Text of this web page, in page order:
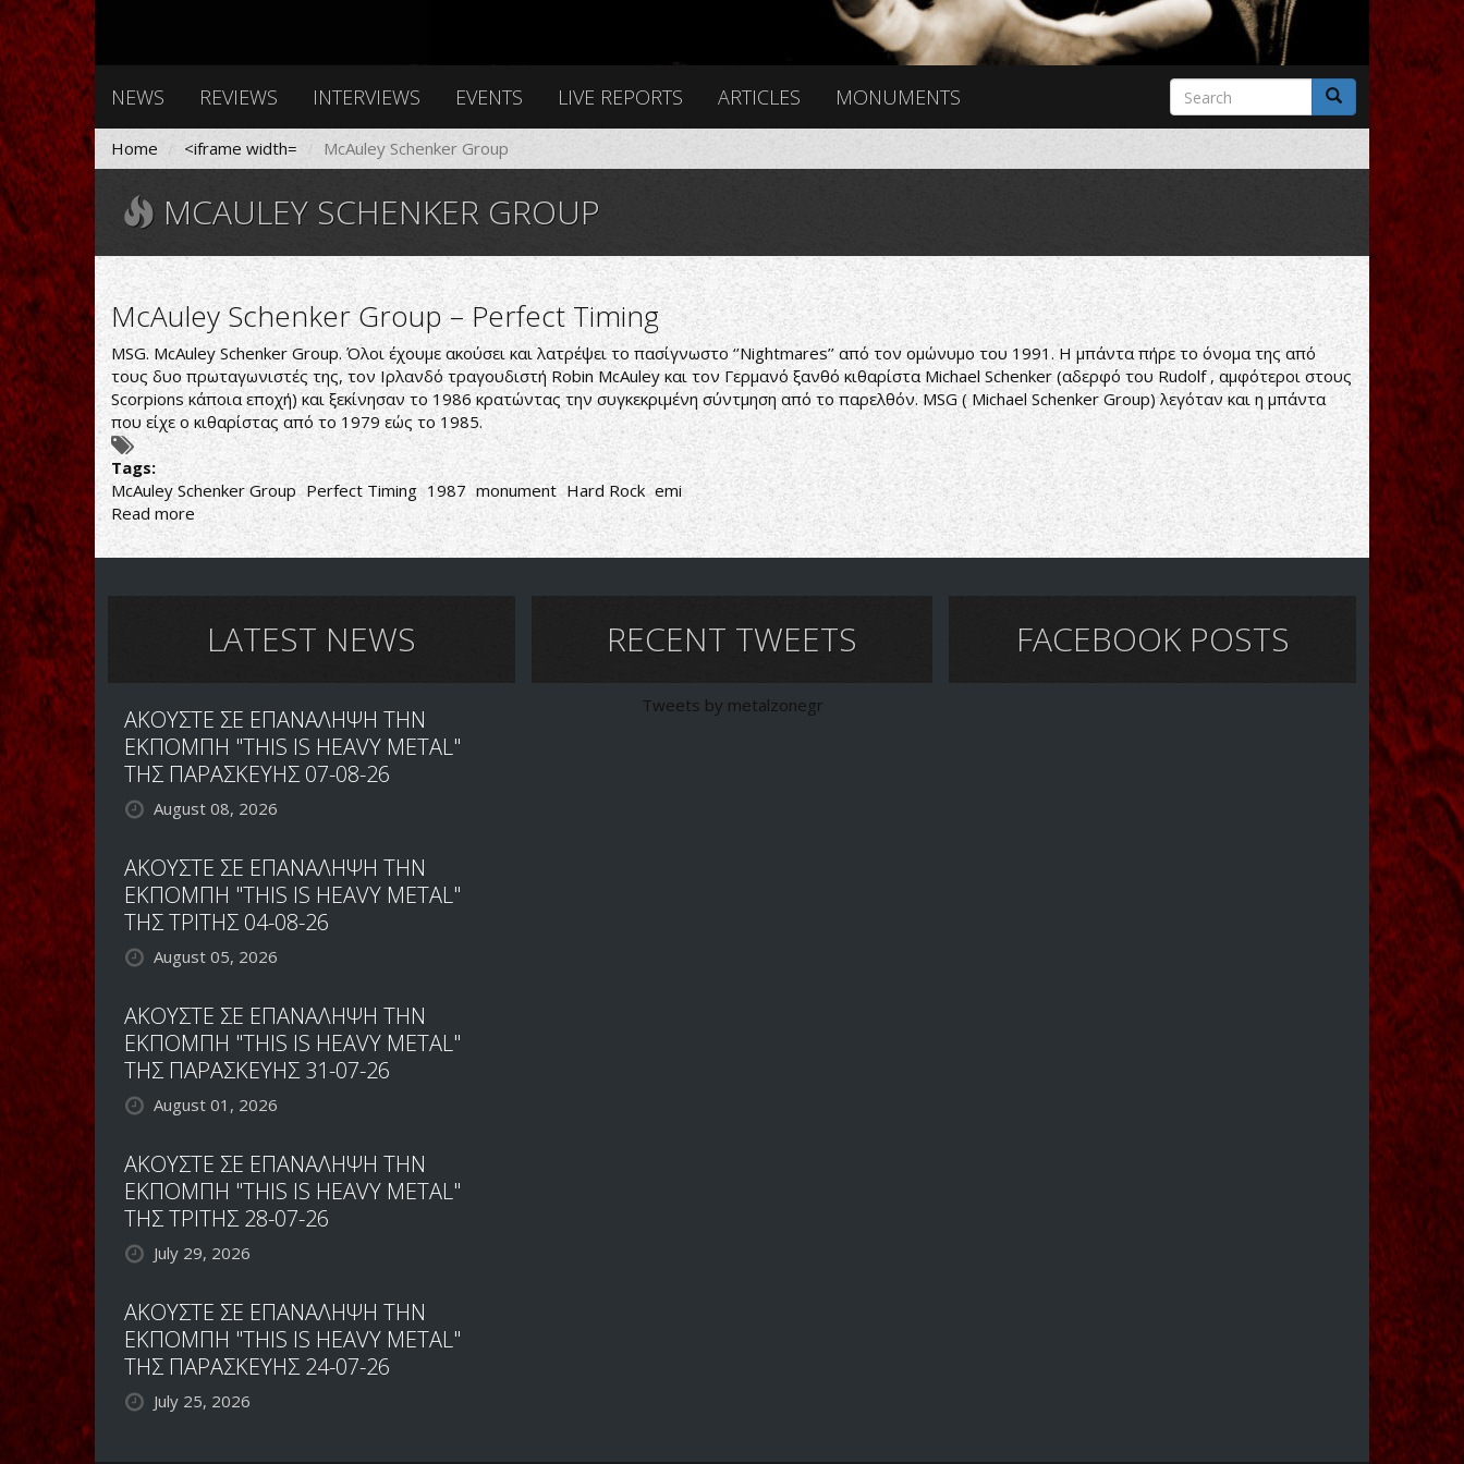
NEWS REVIEWS INTERVIEWS EVENTS LIVE REPORTS ARTICLES MONUMENTS
Search
form
Search
Home <iframe width= McAuley Schenker Group
MCAULEY SCHENKER GROUP
McAuley Schenker Group ‎– Perfect Timing
MSG. McAuley Schenker Group. Όλοι έχουμε ακούσει και λατρέψει το πασίγνωστο ‘’Nightmares’’ από τον ομώνυμο του 1991. Η μπάντα πήρε το όνομα της από
τους δυο πρωταγωνιστές της, τον Ιρλανδό τραγουδιστή Robin McAuley και τον Γερμανό ξανθό κιθαρίστα Michael Schenker (αδερφό του Rudolf , αμφότεροι στους
Scorpions κάποια εποχή) και ξεκίνησαν το 1986 κρατώντας την συγκεκριμένη σύντμηση από το παρελθόν. MSG ( Michael Schenker Group) λεγόταν και η μπάντα
που είχε ο κιθαρίστας από το 1979 εώς το 1985.
Tags:
McAuley Schenker Group Perfect Timing 1987 monument Hard Rock emi
Read more about
McAuley
Schenker
Perfect
Timing
LATEST NEWS
ΑΚΟΥΣΤΕ ΣΕ ΕΠΑΝΑΛΗΨΗ ΤΗΝ
ΕΚΠΟΜΠΗ "THIS IS HEAVY METAL"
ΤΗΣ ΠΑΡΑΣΚΕΥΗΣ 07-08-26
August 08, 2026
ΑΚΟΥΣΤΕ ΣΕ ΕΠΑΝΑΛΗΨΗ ΤΗΝ
ΕΚΠΟΜΠΗ "THIS IS HEAVY METAL"
ΤΗΣ ΤΡΙΤΗΣ 04-08-26
August 05, 2026
ΑΚΟΥΣΤΕ ΣΕ ΕΠΑΝΑΛΗΨΗ ΤΗΝ
ΕΚΠΟΜΠΗ "THIS IS HEAVY METAL"
ΤΗΣ ΠΑΡΑΣΚΕΥΗΣ 31-07-26
August 01, 2026
ΑΚΟΥΣΤΕ ΣΕ ΕΠΑΝΑΛΗΨΗ ΤΗΝ
ΕΚΠΟΜΠΗ "THIS IS HEAVY METAL"
ΤΗΣ ΤΡΙΤΗΣ 28-07-26
July 29, 2026
ΑΚΟΥΣΤΕ ΣΕ ΕΠΑΝΑΛΗΨΗ ΤΗΝ
ΕΚΠΟΜΠΗ "THIS IS HEAVY METAL"
ΤΗΣ ΠΑΡΑΣΚΕΥΗΣ 24-07-26
July 25, 2026
RECENT TWEETS
Tweets by metalzonegr
FACEBOOK POSTS